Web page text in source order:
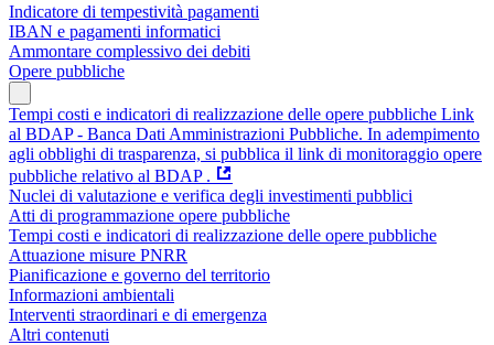
Indicatore di tempestività pagamenti
IBAN e pagamenti informatici
Ammontare complessivo dei debiti
Opere pubbliche
Tempi costi e indicatori di realizzazione delle opere pubbliche Link
al BDAP - Banca Dati Amministrazioni Pubbliche. In adempimento
agli obblighi di trasparenza, si pubblica il link di monitoraggio opere
pubbliche relativo al BDAP .
Nuclei di valutazione e verifica degli investimenti pubblici
Atti di programmazione opere pubbliche
Tempi costi e indicatori di realizzazione delle opere pubbliche
Attuazione misure PNRR
Pianificazione e governo del territorio
Informazioni ambientali
Interventi straordinari e di emergenza
Altri contenuti